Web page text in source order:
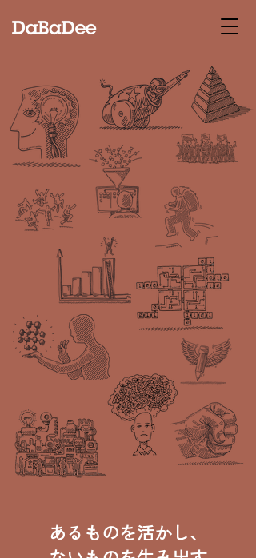
​あるものを活かし、